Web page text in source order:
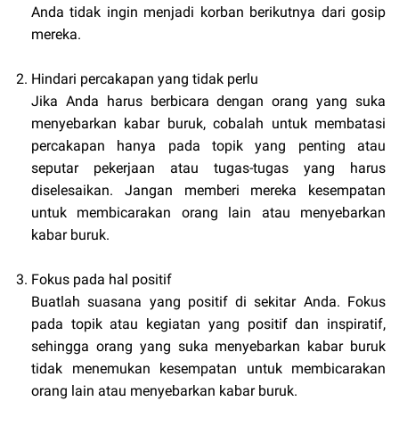
Anda tidak ingin menjadi korban berikutnya dari gosip
mereka.
Hindari percakapan yang tidak perlu
Jika Anda harus berbicara dengan orang yang suka
menyebarkan kabar buruk, cobalah untuk membatasi
percakapan hanya pada topik yang penting atau
seputar pekerjaan atau tugas-tugas yang harus
diselesaikan. Jangan memberi mereka kesempatan
untuk membicarakan orang lain atau menyebarkan
kabar buruk.
Fokus pada hal positif
Buatlah suasana yang positif di sekitar Anda. Fokus
pada topik atau kegiatan yang positif dan inspiratif,
sehingga orang yang suka menyebarkan kabar buruk
tidak menemukan kesempatan untuk membicarakan
orang lain atau menyebarkan kabar buruk.